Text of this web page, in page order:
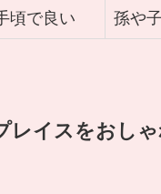
頃で良い 孫や
レイスをおし